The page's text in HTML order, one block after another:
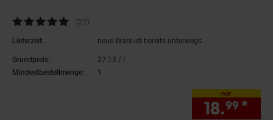
Kundenbewertung: 4,86 von 5 Sternen
(22Kundenbewertungen
)
Lieferzeit: neue Ware ist bereits unterwegs
Grundpreis: 27.13 / l
Mindestbestellmenge:
1
nur
18.99 *